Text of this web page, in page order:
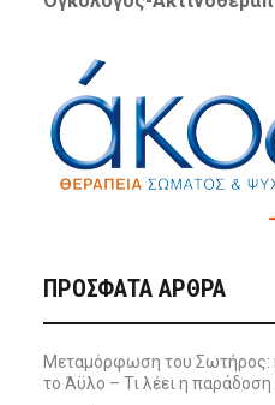
ΠΡΌΣΦΑΤΑ ΆΡΘΡΑ
Μεταμόρφωση του Σωτήρος:
το Άϋλο – Τι λέει η παράδοση